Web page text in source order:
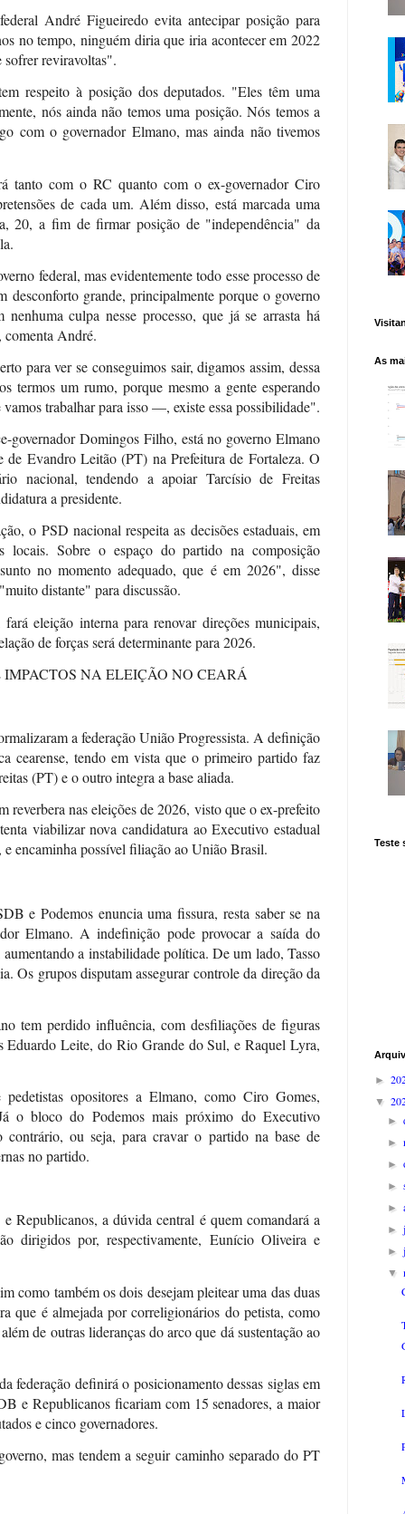
André Figueiredo evita antecipar posição para
no tempo, ninguém diria que iria acontecer em 2022
sofrer reviravoltas".
respeito à posição dos deputados. "Eles têm uma
nós ainda não temos uma posição. Nós temos a
com o governador Elmano, mas ainda não tivemos
tanto com o RC quanto com o ex-governador Ciro
de cada um. Além disso, está marcada uma
20, a fim de firmar posição de "independência" da
federal, mas evidentemente todo esse processo de
grande, principalmente porque o governo
culpa nesse processo, que já se arrasta há
André.
para ver se conseguimos sair, digamos assim, dessa
termos um rumo, porque mesmo a gente esperando
trabalhar para isso —, existe essa possibilidade".
governador Domingos Filho, está no governo Elmano
Evandro Leitão (PT) na Prefeitura de Fortaleza. O
nacional, tendendo a apoiar Tarcísio de Freitas
a presidente.
o PSD nacional respeita as decisões estaduais, em
locais. Sobre o espaço do partido na composição
no momento adequado, que é em 2026", disse
distante" para discussão.
eleição interna para renovar direções municipais,
de forças será determinante para 2026.
NA ELEIÇÃO NO CEARÁ
a federação União Progressista. A definição
cearense, tendo em vista que o primeiro partido faz
(PT) e o outro integra a base aliada.
reverbera nas eleições de 2026, visto que o ex-prefeito
viabilizar nova candidatura ao Executivo estadual
e encaminha possível filiação ao União Brasil.
e Podemos enuncia uma fissura, resta saber se na
Elmano. A indefinição pode provocar a saída do
aumentando a instabilidade política. De um lado, Tasso
Os grupos disputam assegurar controle da direção da
tem perdido influência, com desfiliações de figuras
Eduardo Leite, do Rio Grande do Sul, e Raquel Lyra,
opositores a Elmano, como Ciro Gomes,
o bloco do Podemos mais próximo do Executivo
contrário, ou seja, para cravar o partido na base de
no partido.
Republicanos, a dúvida central é quem comandará a
dirigidos por, respectivamente, Eunício Oliveira e
como também os dois desejam pleitear uma das duas
que é almejada por correligionários do petista, como
de outras lideranças do arco que dá sustentação ao
federação definirá o posicionamento dessas siglas em
e Republicanos ficariam com 15 senadores, a maior
e cinco governadores.
mas tendem a seguir caminho separado do PT
As
Teste
►
▼
►
►
►
►
►
►
►
▼